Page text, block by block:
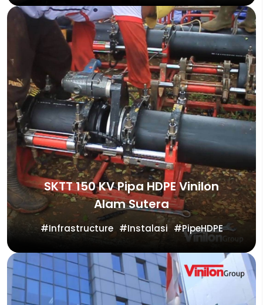
SKTT 150 KV Pipa HDPE Vinilon
Alam Sutera
Infrastructure Instalasi PipeHDPE